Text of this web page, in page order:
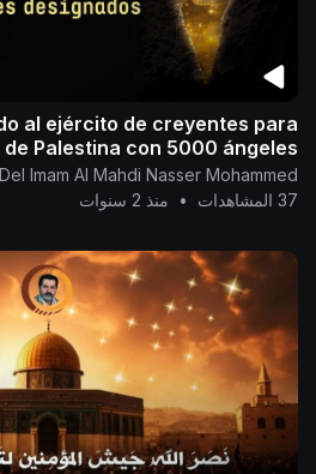
al ejército de creyentes para
Palestina con 5000 ángeles
Imam Al Mahdi Nasser Mohammed
37 المشاهدات
• منذ 2 سنوات